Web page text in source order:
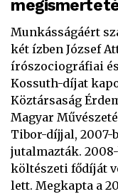
Munkásságáért
két ízben József
írószociográfiai
Kossuth-díjat
Köztársaság
Magyar
Tibor-díjjal, 2007-
jutalmazták.
költészeti fődíját
lett. Megkapta a